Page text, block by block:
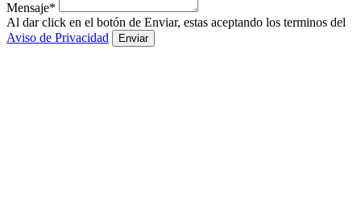
Mensaje*
Al dar click en el botón de Enviar, estas aceptando los terminos del
Aviso de Privacidad